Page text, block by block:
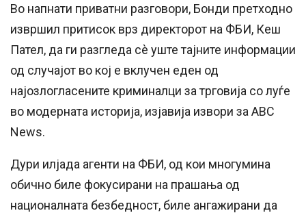
Во напнати приватни разговори, Бонди претходно
извршил притисок врз директорот на ФБИ, Кеш
Пател, да ги разгледа сè уште тајните информации
од случајот во кој е вклучен еден од
најозлогласените криминалци за трговија со луѓе
во модерната историја, изјавија извори за ABC
News.
Дури илјада агенти на ФБИ, од кои многумина
обично биле фокусирани на прашања од
националната безбедност, биле ангажирани да